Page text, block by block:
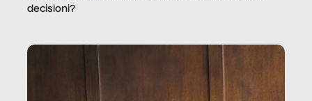
decisioni?